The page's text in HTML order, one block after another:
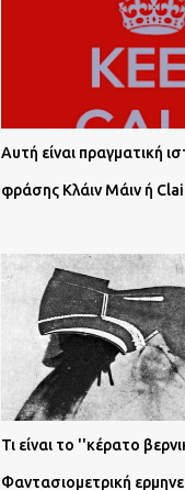
Αυτή είναι πραγματική
φράσης Κλάιν Μάιν ή
Τι είναι το ''κέρατο
Φαντασιομετρική